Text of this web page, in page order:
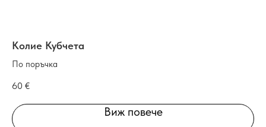
Колие Кубчета
По поръчка
60 €
Виж повече